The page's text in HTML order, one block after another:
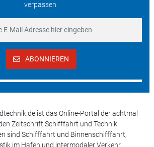
verpassen.
ABONNIEREN
ist das Online-Portal der achtmal
Zeitschrift Schifffahrt und Technik.
sind Schifffahrt und Binnenschifffahrt,
im Hafen und intermodaler Verkehr